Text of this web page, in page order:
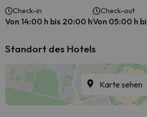
Check-in
Von 14:00 h bis 20:00 h
Check-out
Von 05:00 h
Standort des Hotels
Karte sehen